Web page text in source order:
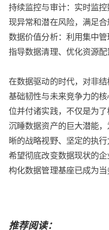
持续监控与审计：实时监
现异常和潜在风险，满足合
数据价值分析：利用集中
指导数据清理、优化资源配
在数据驱动的时代，对非
基础韧性与未来竞争力的
位并付诸实践，不仅是为
沉睡数据资产的巨大潜能
晰的战略视野、坚定的执
希望彻底改变数据现状的
构化数据管理基座已成为当
推荐阅读：